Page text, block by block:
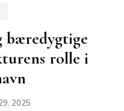
bæredygtige
rolle i
2025